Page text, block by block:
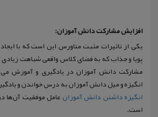
افزایش مشارکت دانش آموزان:
یکی از تاثیرات مثبت متاورس این است که با
پویا و جذاب که به فضای کلاس واقعی شباهت
مشارکت دانش آموزان در یادگیری و آموزش
انگیزه و میل دانش آموزان به درس خواندن و
انگیزه داشتن دانش آموزانعامل موفقیت آن‌ها
است.